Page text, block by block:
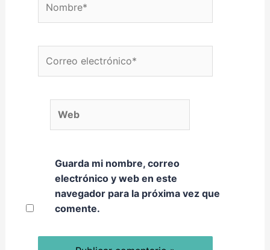
Guarda mi nombre, correo
electrónico y web en este
navegador para la próxima vez que
comente.